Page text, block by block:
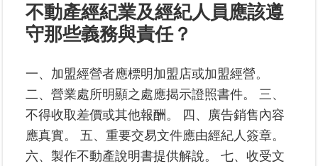
告
資
訊
業
務
專
區
線
不動產經紀業及經紀人員應該遵
守那些義務與責任？
一、加盟經營者應標明加盟店或加盟經營。
二、營業處所明顯之處應揭示證照書件。 三、
不得收取差價或其他報酬。 四、廣告銷售內容
應真實。 五、重要交易文件應由經紀人簽章。
六、製作不動產說明書提供解說。 七、收受文